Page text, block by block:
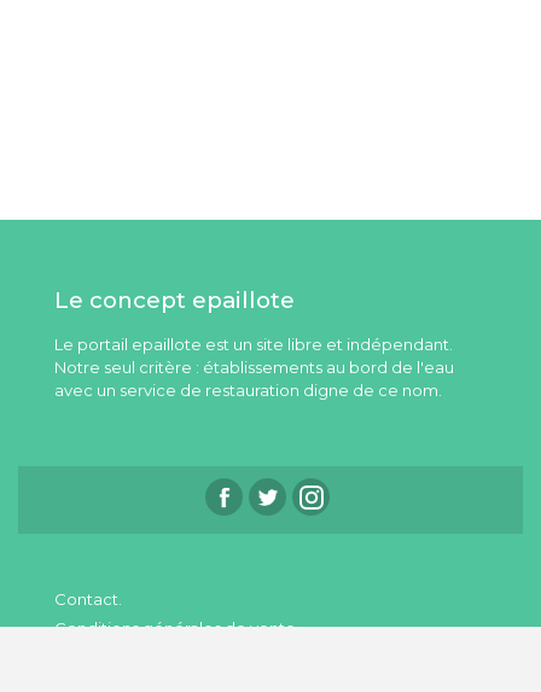
Le concept epaillote
Le portail epaillote est un site libre et indépendant.
Notre seul critère : établissements au bord de l'eau
avec un service de restauration digne de ce nom.
Contact.
Conditions générales de vente.